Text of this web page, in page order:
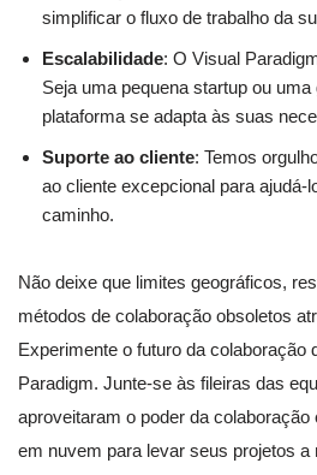
simplificar o fluxo de trabalho da
Escalabilidade: O Visual
Seja uma pequena startup ou
plataforma se adapta às suas
Suporte ao cliente: Temos
ao cliente excepcional para ajudá-
caminho.
Não deixe que limites geográficos,
métodos de colaboração obsoletos
Experimente o futuro da colaboração
Paradigm. Junte-se às fileiras das
aproveitaram o poder da
em nuvem para levar seus projetos a